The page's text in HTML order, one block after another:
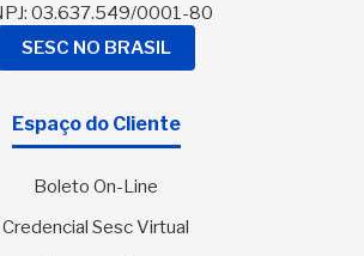
03.637.549/0001-80
SESC NO BRASIL
Espaço do Cliente
Boleto On-Line
Credencial Sesc Virtual